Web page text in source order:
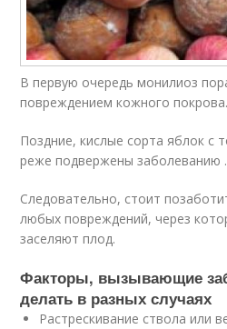
В первую очередь монилиоз
повреждением кожного покрова.
Поздние, кислые сорта яблок с
реже подвержены заболеванию .
Следовательно, стоит
любых повреждений, через
заселяют плод.
Факторы, вызывающие
делать в разных случаях
Растрескивание ствола или